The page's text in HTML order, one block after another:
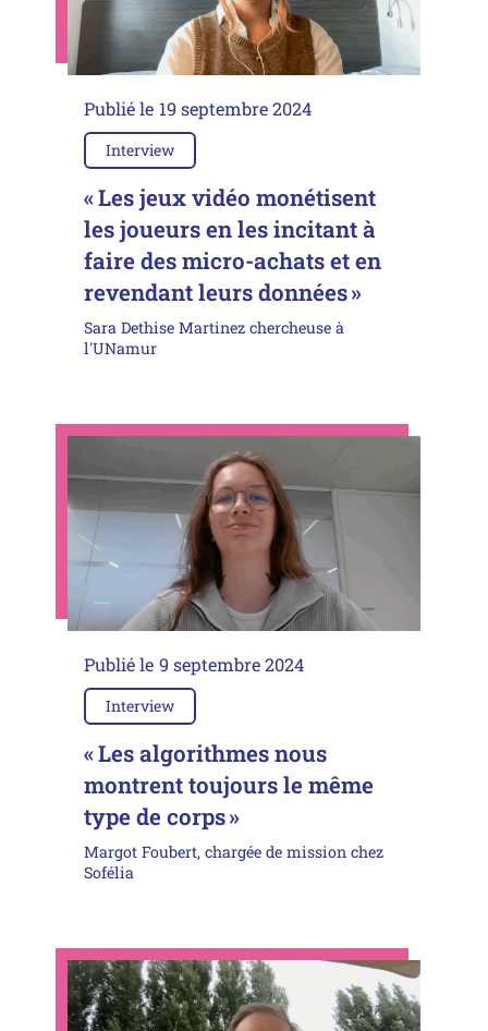
Publié le 19 septembre 2024
Interview
« Les jeux vidéo monétisent
les joueurs en les incitant à
faire des micro-achats et en
revendant leurs données »
Sara Dethise Martinez chercheuse à
l'UNamur
Publié le 9 septembre 2024
Interview
« Les algorithmes nous
montrent toujours le même
type de corps »
Margot Foubert, chargée de mission chez
Sofélia